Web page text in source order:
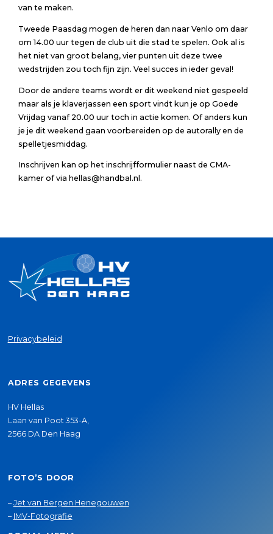
van te maken.
Tweede Paasdag mogen de heren dan naar Venlo om daar
om 14.00 uur tegen de club uit die stad te spelen. Ook al is
het niet van groot belang, vier punten uit deze twee
wedstrijden zou toch fijn zijn. Veel succes in ieder geval!
Door de andere teams wordt er dit weekend niet gespeeld
maar als je klaverjassen een sport vindt kun je op Goede
Vrijdag vanaf 20.00 uur toch in actie komen. Of anders kun
je je dit weekend gaan voorbereiden op de autorally en de
spelletjesmiddag.
Inschrijven kan op het inschrijfformulier naast de CMA-
kamer of via hellas@handbal.nl.
Privacybeleid
ADRES GEGEVENS
HV Hellas
Laan van Poot 353-A,
2566 DA Den Haag
FOTO’S DOOR
–Jet van Bergen Henegouwen
– IMV-Fotografie